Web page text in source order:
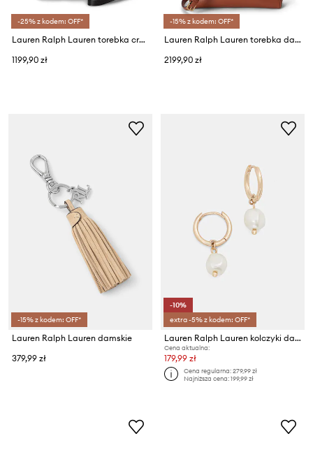
-25% z kodem: OFF*
Lauren Ralph Lauren torebka crossbody damska skórzana
1199,90 zł
-15% z kodem: OFF*
Lauren Ralph Lauren torebka damska skórzana
2199,90 zł
-15% z kodem: OFF*
Lauren Ralph Lauren damskie
379,99 zł
-10%
extra -5% z kodem: OFF*
Lauren Ralph Lauren kolczyki damskie metalowe REGINA
Cena aktualna:
179,99 zł
Cena regularna:279,99 zł
Najniższa cena:199,99 zł